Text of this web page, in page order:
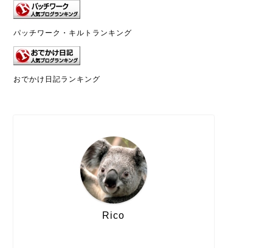
パッチワーク・キルトランキング
おでかけ日記ランキング
Rico